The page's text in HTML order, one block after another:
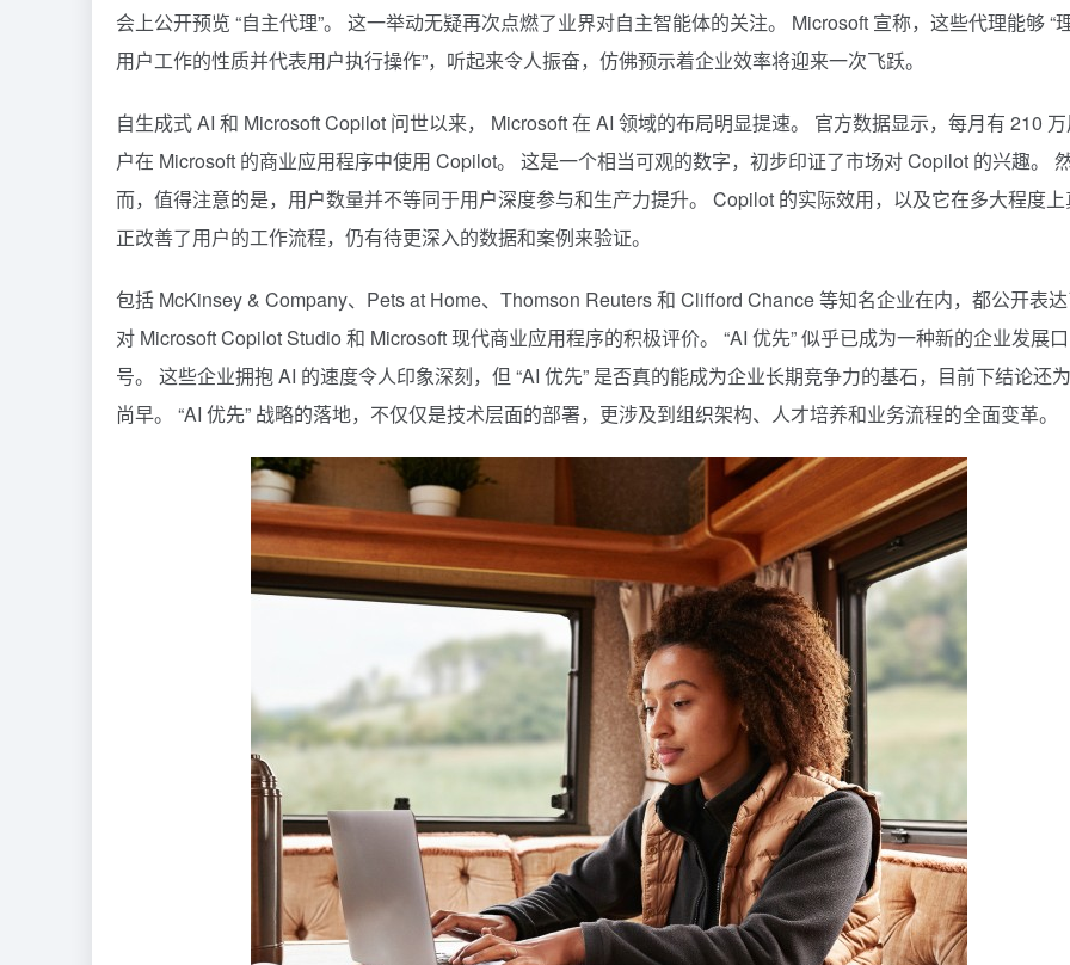
会上公开预览 “自主代理”。 这一举动无疑再次点燃了业界对自主智能体的关注。 Microsoft 宣称，这些代理能够 “
用户工作的性质并代表用户执行操作”，听起来令人振奋，仿佛预示着企业效率将迎来一次飞跃。
自生成式 AI 和 Microsoft Copilot 问世以来， Microsoft 在 AI 领域的布局明显提速。 官方数据显示，每月有 210
户在 Microsoft 的商业应用程序中使用 Copilot。 这是一个相当可观的数字，初步印证了市场对 Copilot 的兴趣。
而，值得注意的是，用户数量并不等同于用户深度参与和生产力提升。 Copilot 的实际效用，以及它在多大程度上
正改善了用户的工作流程，仍有待更深入的数据和案例来验证。
包括 McKinsey & Company、Pets at Home、Thomson Reuters 和 Clifford Chance 等知名企业在内，都公开表
对 Microsoft Copilot Studio 和 Microsoft 现代商业应用程序的积极评价。 “AI 优先” 似乎已成为一种新的企业发展口
号。 这些企业拥抱 AI 的速度令人印象深刻，但 “AI 优先” 是否真的能成为企业长期竞争力的基石，目前下结论还
尚早。 “AI 优先” 战略的落地，不仅仅是技术层面的部署，更涉及到组织架构、人才培养和业务流程的全面变革。